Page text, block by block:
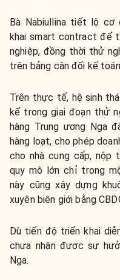
Bà Nabiullina tiết lộ cơ
khai smart contract để
nghiệp, đồng thời thử
trên bảng cân đối kế
Trên thực tế, hệ sinh
kể trong giai đoạn thử
hàng Trung ương Nga
hàng loạt, cho phép
cho nhà cung cấp, nộp
quy mô lớn chỉ trong
này cũng xây dựng
xuyên biên giới bằng
Dù tiến độ triển khai
chưa nhận được sự
Nga.